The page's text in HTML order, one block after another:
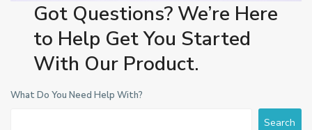
Got Questions? We’re Here
to Help Get You Started
With Our Product.
What Do You Need Help With?
Search